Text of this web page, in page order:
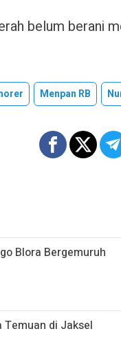
belum berani
Menpan RB
Blora Bergemuruh
di Jaksel